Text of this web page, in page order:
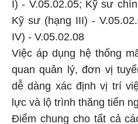
I) - V.05.02.05; Kỹ sư
Kỹ sư (hạng III) -
IV) - V.05.02.08
Việc áp dụng hệ thống
quan quản lý, đơn vị
dễ dàng xác định vị trí
lực và lộ trình thăng tiến
Điểm chung cho tất cả